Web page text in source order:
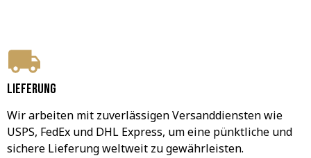
Lieferung
Wir arbeiten mit zuverlässigen Versanddiensten wie
USPS, FedEx und DHL Express, um eine pünktliche und
sichere Lieferung weltweit zu gewährleisten.